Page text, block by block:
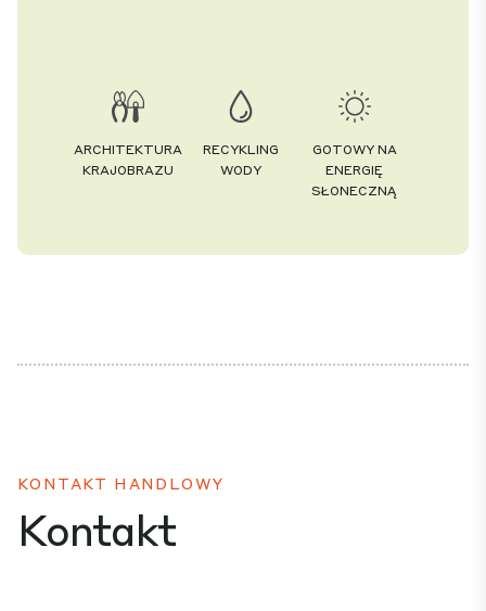
ARCHITEKTURA
KRAJOBRAZU
RECYKLING
WODY
GOTOWY NA
ENERGIĘ
SŁONECZNĄ
KONTAKT HANDLOWY
Kontakt